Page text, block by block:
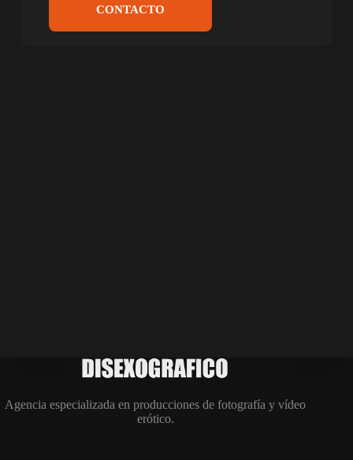
CONTACTO
Agencia especializada en producciones de fotografía y vídeo
erótico.